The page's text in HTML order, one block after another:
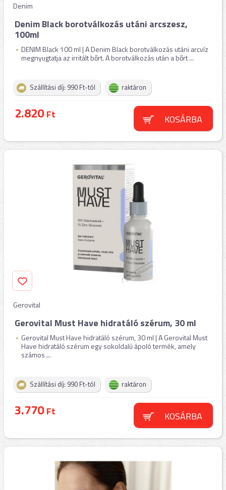
Denim
Denim Black borotválkozás utáni arcszesz,
100ml
DENIM Black 100 ml | A Denim Black borotválkozás utáni arcvíz
megnyugtatja az irritált bőrt. A borotválkozás után a bőrt ...
Szállítási díj: 990 Ft-tól raktáron
2.820Ft KOSÁRBA
Gerovital
Gerovital Must Have hidratáló szérum, 30 ml
Gerovital Must Have hidratáló szérum, 30 ml | A Gerovital Must
Have hidratáló szérum egy sokoldalú ápoló termék, amely
számos ...
Szállítási díj: 990 Ft-tól raktáron
3.770Ft KOSÁRBA